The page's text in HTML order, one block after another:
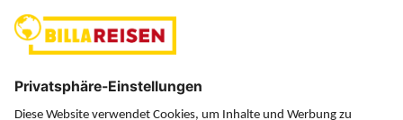
Über uns
Service